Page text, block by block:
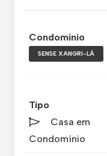
Condomínio
SENSE XANGRI-LÁ
Tipo
Casa em
Condomínio